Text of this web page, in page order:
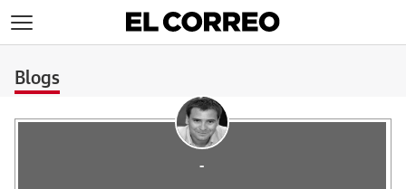
Blogs
-